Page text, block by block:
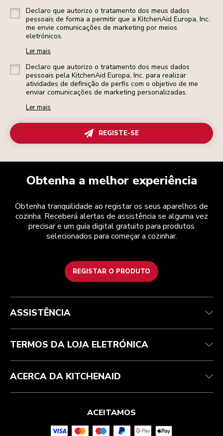
Declaro que autorizo o tratamento dos meus dados
pessoais de forma a permitir que a KitchenAid Europa, Inc.
me envie comunicações de marketing por meios
eletrónicos.
Ler mais
Declaro que autorizo o tratamento dos meus dados
pessoais pela KitchenAid Europa, Inc. para realizar
atividades de definição de perfis com o objetivo de me
enviar comunicações de marketing personalizadas.
Ler mais
REGISTE-SE
Obtenha a melhor experiência
Obtenha tranquilidade ao registar os seus aparelhos de
cozinha. Receberá alertas de assistência se alguma vez
precisar e um guia digital gratuito para produtos
selecionados para começar a cozinhar.
REGISTAR O PRODUTO
Health Check
Atendimento ao cliente
Acompanhar a sua encomenda
Garantia e documentos
Perguntas frequentes
Termos e condições
Envio e entrega
Devoluções e reembolsos
Marca
ODR
A marca
A nossa história
ASSISTÊNCIA
TERMOS DA LOJA ELETRÓNICA
ACERCA DA KITCHENAID
ACEITAMOS